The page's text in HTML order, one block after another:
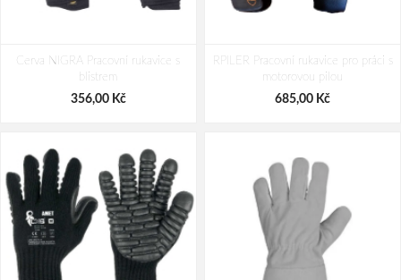
Cerva NIGRA Pracovní rukavice s
blistrem
356,00 Kč
RPILER Pracovní rukavice pro práci s
motorovou pilou
685,00 Kč